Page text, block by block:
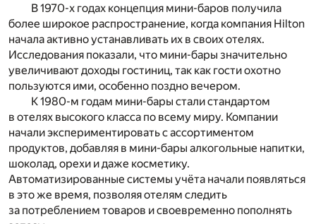
В 1970-х годах концепция мини-баров получила
более широкое распространение, когда компания Hilton
начала активно устанавливать их в своих отелях.
Исследования показали, что мини-бары значительно
увеличивают доходы гостиниц, так как гости охотно
пользуются ими, особенно поздно вечером.
К 1980-м годам мини-бары стали стандартом
в отелях высокого класса по всему миру. Компании
начали экспериментировать с ассортиментом
продуктов, добавляя в мини-бары алкогольные напитки,
шоколад, орехи и даже косметику.
Автоматизированные системы учёта начали появляться
в это же время, позволяя отелям следить
за потреблением товаров и своевременно пополнять